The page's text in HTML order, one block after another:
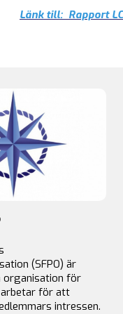
Länk till: Rapport
(SFPO) är
för
för att
intressen.